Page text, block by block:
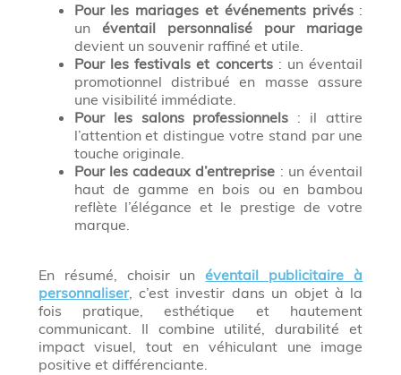
Pour les mariages et événements privés:
un éventail personnalisé pour mariage
devient un souvenir raffiné et utile.
Pour les festivals et concerts: un éventail
promotionnel distribué en masse assure
une visibilité immédiate.
Pour les salons professionnels : il attire
l’attention et distingue votre stand par une
touche originale.
Pour les cadeaux d’entreprise : un éventail
haut de gamme en bois ou en bambou
reflète l’élégance et le prestige de votre
marque.
En résumé, choisir unéventail publicitaire à
personnaliser, c’est investir dans un objet à la
fois pratique, esthétique et hautement
communicant. Il combine utilité, durabilité et
impact visuel, tout en véhiculant une image
positive et différenciante.